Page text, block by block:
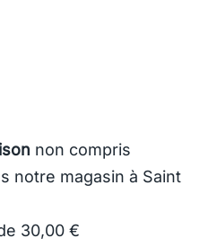
non compris
notre magasin à Saint
30,00 €